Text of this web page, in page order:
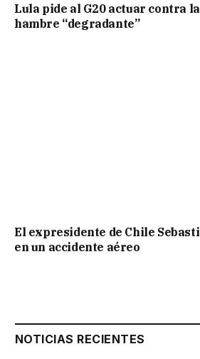
Lula pide al G20 actuar contra
hambre “degradante”
El expresidente de Chile
en un accidente aéreo
NOTICIAS RECIENTES